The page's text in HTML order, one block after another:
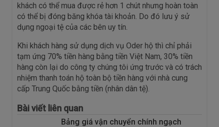
khách có thể mua được rẻ hơn 1 chút nhưng hoàn toàn
có thể bị đóng băng khóa tài khoản. Do đó lưu ý sử
dụng ngoại tệ của các bên uy tín.
Khi khách hàng sử dụng dịch vụ Oder hộ thì chỉ phải
tạm ứng 70% tiền hàng bằng tiền Việt Nam, 30% tiền
hàng còn lại do công ty chúng tôi ứng trước và có trách
nhiệm thanh toán hộ toàn bộ tiền hàng với nhà cung
cấp Trung Quốc bằng tiền (nhân dân tệ).
Bài viết liên quan
Bảng giá vận chuyển chính ngạch